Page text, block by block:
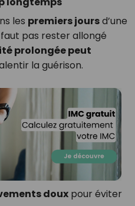
les premiers joursd’une
pas rester allongé
prolongée peut
la guérison.
douxpour éviter